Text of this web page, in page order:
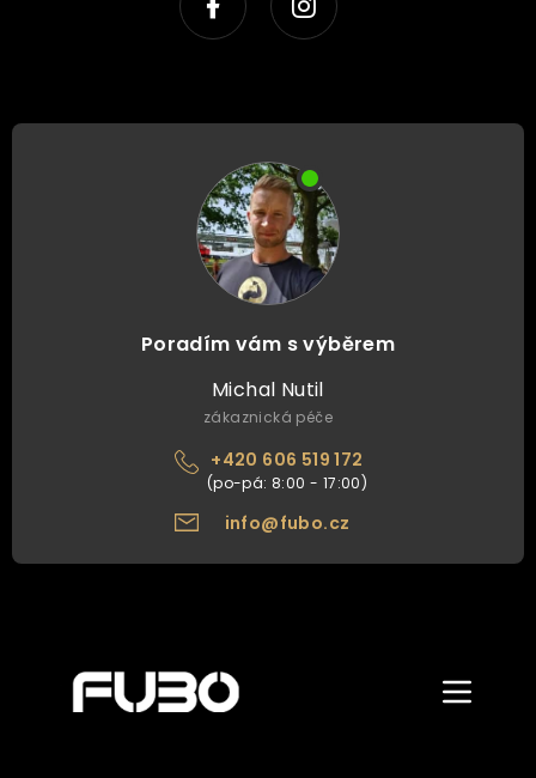
Poradím vám s výběrem
Michal Nutil
zákaznická péče
+420 606 519 172
info@fubo.cz
Zobrazit/
menu